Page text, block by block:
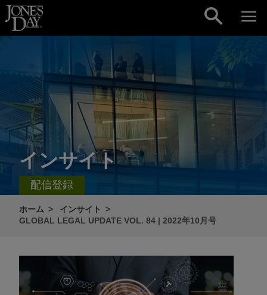
Skip to content
インサイト
配信登録
ホーム
インサイト
GLOBAL LEGAL UPDATE VOL. 84 | 2022年10月号